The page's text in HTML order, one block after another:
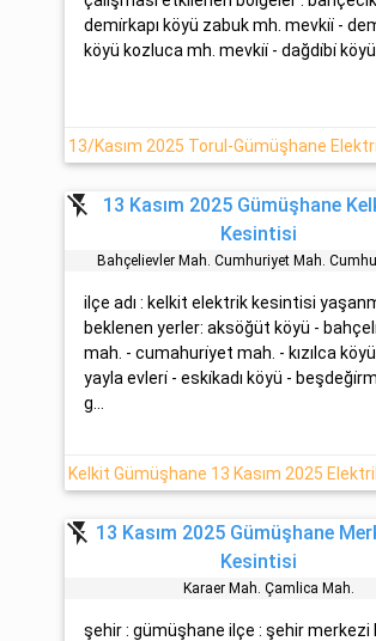
demi̇rkapı köyü zabuk mh. mevki̇i̇ -
köyü kozluca mh. mevki̇i̇ - dağdi̇bi̇ köyü
flash_off
13 Kasım 2025 Gümüşhane
Kesintisi
Bahçeli̇evler Mah. Cumhuri̇yet Mah.
ilçe adı : kelkit elektrik kesintisi
beklenen yerler: aksöğüt köyü -
mah. - cumahuri̇yet mah. - kızılca
yayla evleri̇ - eski̇kadı köyü -
g...
flash_off 13 Kasım 2025 Gümüşhane
Kesintisi
Karaer Mah. Çamlica Mah.
şehir : gümüşhane ilçe : şehir merkezi